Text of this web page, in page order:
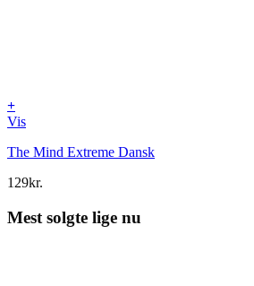
+
Vis
The Mind Extreme Dansk
129kr.
Mest solgte lige nu